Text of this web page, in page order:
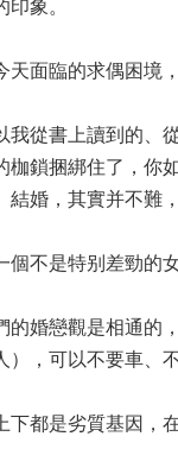
象。‍‍‍
面臨的求偶困境
從書上讀到的、
鎖捆綁住了，你
婚，其實并不難
不是特别差勁的
婚戀觀是相通的
，可以不要車、
都是劣質基因，